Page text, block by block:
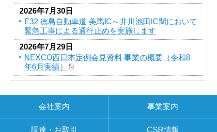
2026年7月30日
E32 徳島自動車道 美馬IC～井川池田IC間において
緊急工事による通行止めを実施します
2026年7月29日
NEXCO西日本定例会見資料 事業の概要（令和8
年6月実績）
会社案内 事業案内
調達・お取引 CSR情報